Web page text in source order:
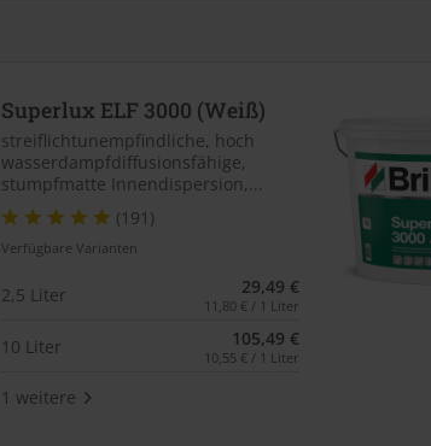
Superlux ELF 3000 (Weiß)
streiflichtunempfindliche, hoch
wasserdampfdiffusionsfähige,
stumpfmatte Innendispersion,...
(191)
Verfügbare Varianten
2,5 Liter 29,49 €
11,80 € / 1 Liter
10 Liter 105,49 €
10,55 € / 1 Liter
1 weitere